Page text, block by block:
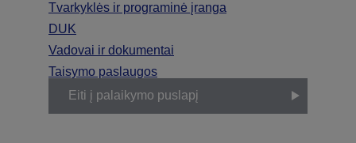
Tvarkyklės ir programinė įranga
DUK
Vadovai ir dokumentai
Taisymo paslaugos
Eiti į palaikymo puslapį